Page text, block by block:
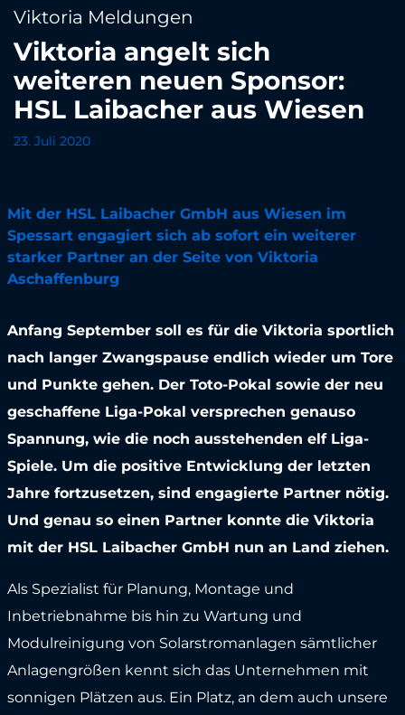
Viktoria Meldungen
Viktoria angelt sich
weiteren neuen Sponsor:
HSL Laibacher aus Wiesen
23. Juli 2020
Mit der HSL Laibacher GmbH aus Wiesen im
Spessart engagiert sich ab sofort ein weiterer
starker Partner an der Seite von Viktoria
Aschaffenburg
Anfang September soll es für die Viktoria sportlich
nach langer Zwangspause endlich wieder um Tore
und Punkte gehen. Der Toto-Pokal sowie der neu
geschaffene Liga-Pokal versprechen genauso
Spannung, wie die noch ausstehenden elf Liga-
Spiele. Um die positive Entwicklung der letzten
Jahre fortzusetzen, sind engagierte Partner nötig.
Und genau so einen Partner konnte die Viktoria
mit der HSL Laibacher GmbH nun an Land ziehen.
Als Spezialist für Planung, Montage und
Inbetriebnahme bis hin zu Wartung und
Modulreinigung von Solarstromanlagen sämtlicher
Anlagengrößen kennt sich das Unternehmen mit
sonnigen Plätzen aus. Ein Platz, an dem auch unsere